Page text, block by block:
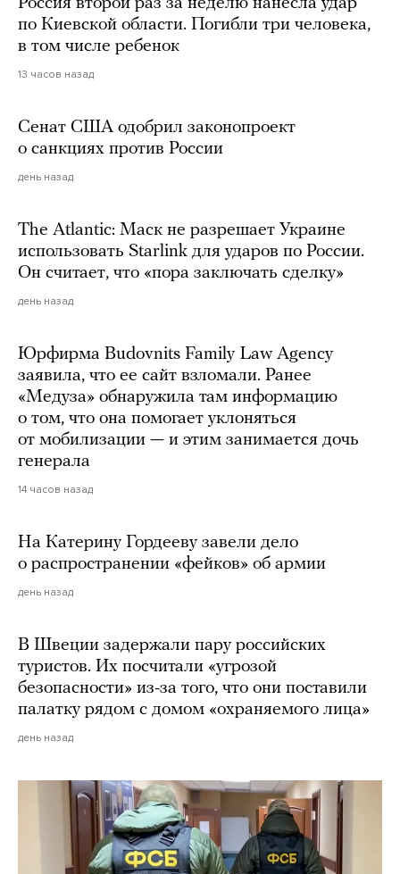
Россия второй раз за неделю нанесла удар
по Киевской области. Погибли три человека,
в том числе ребенок
13 часов назад
Сенат США одобрил законопроект
о санкциях против России
день назад
The Atlantic: Маск не разрешает Украине
использовать Starlink для ударов по России.
Он считает, что «пора заключать сделку»
день назад
Юрфирма Budovnits Family Law Agency
заявила, что ее сайт взломали. Ранее
«Медуза» обнаружила там информацию
о том, что она помогает уклоняться
от мобилизации — и этим занимается дочь
генерала
14 часов назад
На Катерину Гордееву завели дело
о распространении «фейков» об армии
день назад
В Швеции задержали пару российских
туристов. Их посчитали «угрозой
безопасности» из-за того, что они поставили
палатку рядом с домом «охраняемого лица»
день назад